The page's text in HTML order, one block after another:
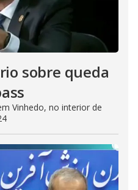
sobre queda
Vinhedo, no interior de